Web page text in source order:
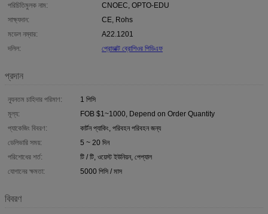
পরিচিতিমুলক নাম:
CNOEC, OPTO-EDU
সাক্ষ্যদান:
CE, Rohs
মডেল নম্বার:
A22.1201
দলিল:
প্রোডাক্ট ব্রোশিওর পিডিএফ
প্রদান
ন্যূনতম চাহিদার পরিমাণ:
1 পিসি
মূল্য:
FOB $1~1000, Depend on Order Quantity
প্যাকেজিং বিবরণ:
কার্টন প্যাকিং, পরিবহন পরিবহন জন্য
ডেলিভারি সময়:
5 ~ 20 দিন
পরিশোধের শর্ত:
টি / টি, ওয়েস্ট ইউনিয়ন, পেপ্যাল
যোগানের ক্ষমতা:
5000 পিসি / মাস
বিবরণ